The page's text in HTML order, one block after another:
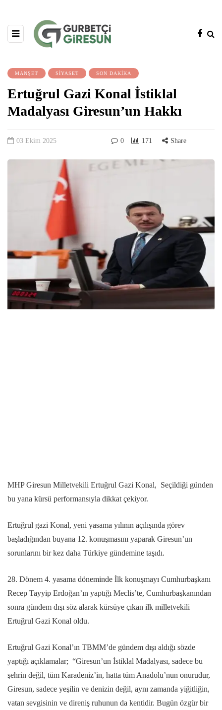
MANŞET SİYASET SON DAKİKA
Ertuğrul Gazi Konal İstiklal
Madalyası Giresun’un Hakkı
03 Ekim 2025 0 171 Share
MHP Giresun Milletvekili Ertuğrul Gazi Konal, Seçildiği günden
bu yana kürsü performansıyla dikkat çekiyor.
Ertuğrul gazi Konal, yeni yasama yılının açılışında görev
başladığından buyana 12. konuşmasını yaparak Giresun’un
sorunlarını bir kez daha Türkiye gündemine taşıdı.
28. Dönem 4. yasama döneminde İlk konuşmayı Cumhurbaşkanı
Recep Tayyip Erdoğan’ın yaptığı Meclis’te, Cumhurbaşkanından
sonra gündem dışı söz alarak kürsüye çıkan ilk milletvekili
Ertuğrul Gazi Konal oldu.
Ertuğrul Gazi Konal’ın TBMM’de gündem dışı aldığı sözde
yaptığı açıklamalar; “Giresun’un İstiklal Madalyası, sadece bu
şehrin değil, tüm Karadeniz’in, hatta tüm Anadolu’nun onurudur,
Giresun, sadece yeşilin ve denizin değil, aynı zamanda yiğitliğin,
vatan sevgisinin ve direniş ruhunun da kentidir. Bugün özgür bir